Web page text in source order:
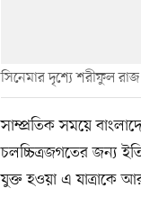
সিনেমার দৃশ্যে শরীফুল
সাম্প্রতিক সময়ে
চলচ্চিত্রজগতের জন্য
যুক্ত হওয়া এ যাত্রাকে